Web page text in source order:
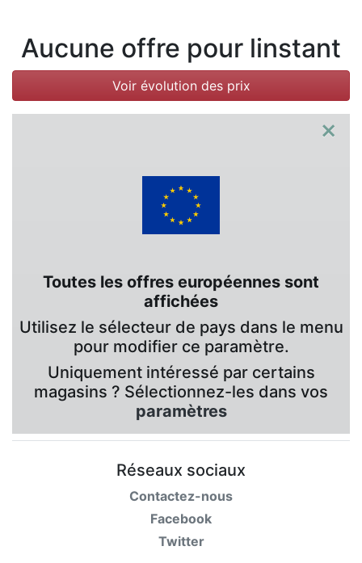
Aucune offre pour linstant
Voir évolution des prix
×
Toutes les offres européennes sont
affichées
Utilisez le sélecteur de pays dans le menu
pour modifier ce paramètre.
Uniquement intéressé par certains
magasins ? Sélectionnez-les dans vos
paramètres
Réseaux sociaux
Contactez-nous
Facebook
Twitter